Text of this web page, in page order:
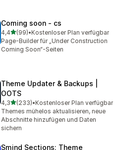
Coming soon ‑ cs
4,4von 5 Sternen
(99)
99 Rezensionen insgesamt
•Kostenloser Plan verfügbar
Page-Builder für „Under Construction
Coming Soon“-Seiten
Theme Updater & Backups |
OOTS
4,3von 5 Sternen
(233)
233 Rezensionen insgesamt
•Kostenloser Plan verfügbar
Themes mühelos aktualisieren, neue
Abschnitte hinzufügen und Daten
sichern
Smind Sections: Theme